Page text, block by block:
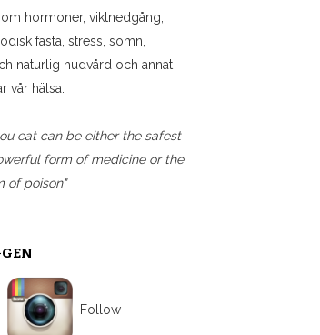
hormoner, viktnedgång,
fasta, stress, sömn,
naturlig hudvård och annat
vår hälsa.
eat can be either the safest
form of medicine or the
of poison"
Follow